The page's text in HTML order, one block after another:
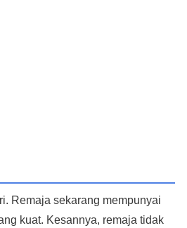
Remaja sekarang mempunyai
kuat. Kesannya, remaja tidak